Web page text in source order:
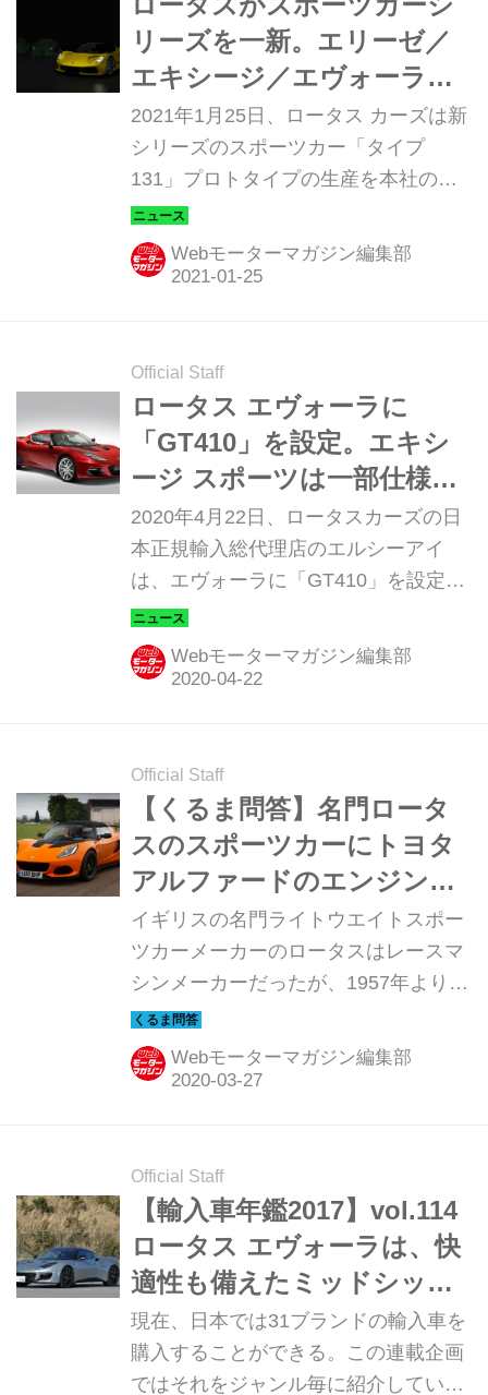
リーズを一新。エリーゼ／
エキシージ／エヴォーラの
生産終了を決定！
2021年1月25日、ロータス カーズは新
シリーズのスポーツカー「タイプ
131」プロトタイプの生産を本社のあ
る英国ヘセルの工場で2021年にスター
トし、エリーゼ／エキシージ／エヴォ
ーラは同年中に生産を終了すると発表
Webモーターマガジン編集部
Official Staff
ロータス エヴォーラに
「GT410」を設定。エキシ
ージ スポーツは一部仕様変
更
2020年4月22日、ロータスカーズの日
本正規輸入総代理店のエルシーアイ
は、エヴォーラに「GT410」を設定し
て受注を開始した。また、エキシージ
スポーツの一部仕様変更も合わせて発
表された。
Webモーターマガジン編集部
Official Staff
【くるま問答】名門ロータ
スのスポーツカーにトヨタ
アルファードのエンジンが
搭載されているという意外
な事実
イギリスの名門ライトウエイトスポー
ツカーメーカーのロータスはレースマ
シンメーカーだったが、1957年より国
際格式レース参戦のため市販車の制作
も開始した。そんな経緯を持つスポー
ツカーメーカーであるロータスの最新
ンが搭載されている。これはなぜなの
か。
Webモーターマガジン編集部
Official Staff
【輸入車年鑑2017】vol.114
ロータス エヴォーラは、快
適性も備えたミッドシップ4
シーター【スポーツカー】
現在、日本では31ブランドの輸入車を
購入することができる。この連載企画
ではそれをジャンル毎に紹介してい